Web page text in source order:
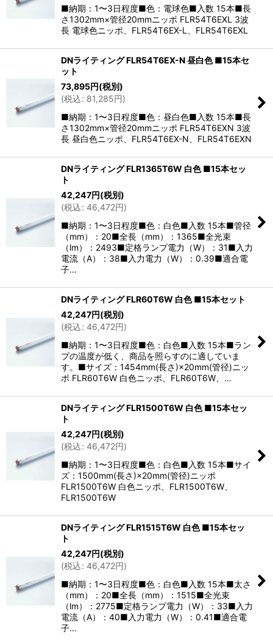
■納期：1〜3日程度■色：電球色■入数 15本■長
さ1302mm×管径20mmニッポ FLR54T6EXL 3波
長 電球色ニッポ、FLR54T6EX-L、FLR54T6EXL
DNライティング FLR54T6EX-N 昼白色 ■15本セ
ット
73,895円(税別)
(税込: 81,285円)
■納期：1〜3日程度■色：昼白色■入数 15本■長
さ1302mm×管径20mmニッポ FLR54T6EXN 3波
長 昼白色ニッポ、FLR54T6EX-N、FLR54T6EXN
DNライティング FLR1365T6W 白色 ■15本セッ
ト
42,247円(税別)
(税込: 46,472円)
■納期：1〜3日程度■色：白色■入数 15本■管径
（mm）：20■全長（mm）：1365■全光束
（lm）：2493■定格ランプ電力（W）：31■入力
電流（A）：38■入力電力（W）：0.39■適合電
子…
DNライティング FLR60T6W 白色 ■15本セット
42,247円(税別)
(税込: 46,472円)
■納期：1〜3日程度■色：白色■入数 15本■ラン
プの温度が低く、商品を照らすのに適していま
す。■サイズ：1454mm(長さ)×20mm(管径)ニッ
ポ FLR60T6W 白色ニッポ、FLR60T6W、…
DNライティング FLR1500T6W 白色 ■15本セッ
ト
42,247円(税別)
(税込: 46,472円)
■納期：1〜3日程度■色：白色■入数 15本■サイ
ズ：1500mm(長さ)×20mm(管径)ニッポ
FLR1500T6W 白色ニッポ、FLR1500T6W、
FLR1500T6W
DNライティング FLR1515T6W 白色 ■15本セッ
ト
42,247円(税別)
(税込: 46,472円)
■納期：1〜3日程度■色：白色■入数 15本■太さ
（mm）：20■全長（mm）：1515■全光束
（lm）：2775■定格ランプ電力（W）：33■入力
電流（A）：40■入力電力（W）：0.41■適合電
子…